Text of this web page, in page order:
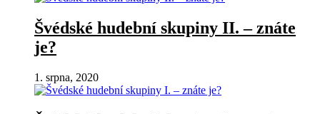
Švédské hudební skupiny II. – znáte
je?
1. srpna, 2020